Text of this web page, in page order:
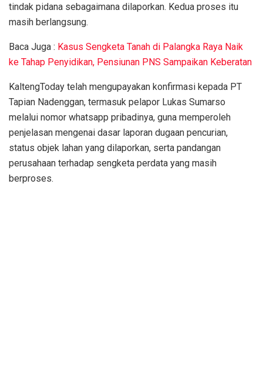
tindak pidana sebagaimana dilaporkan. Kedua proses itu
masih berlangsung.
Baca Juga : Kasus Sengketa Tanah di Palangka Raya Naik
ke Tahap Penyidikan, Pensiunan PNS Sampaikan Keberatan
KaltengToday telah mengupayakan konfirmasi kepada PT
Tapian Nadenggan, termasuk pelapor Lukas Sumarso
melalui nomor whatsapp pribadinya, guna memperoleh
penjelasan mengenai dasar laporan dugaan pencurian,
status objek lahan yang dilaporkan, serta pandangan
perusahaan terhadap sengketa perdata yang masih
berproses.